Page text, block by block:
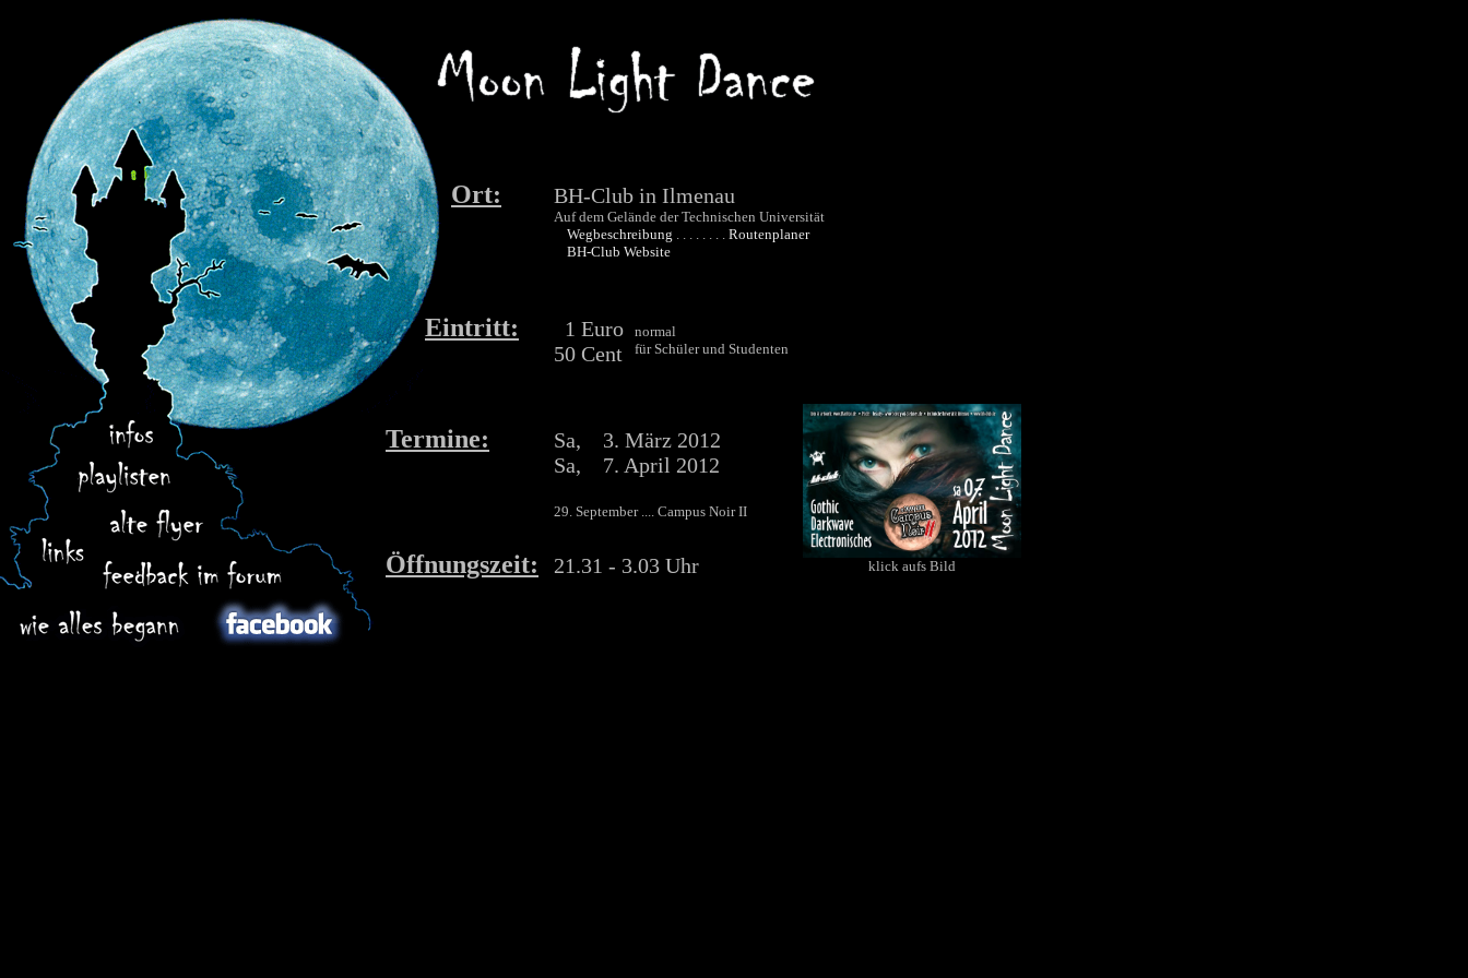
Ort: BH-Club in Ilmenau
Auf dem Gelände der Technischen Universität
Wegbeschreibung . . . . . . . . Routenplaner
BH-Club Website
Eintritt:
1 Euro
50 Cent
normal
für Schüler und Studenten
Termine:
Sa, 3. März 2012
Sa, 7. April 2012
29. September .... Campus Noir II
Öffnungszeit: 21.31 - 3.03 Uhr klick aufs Bild